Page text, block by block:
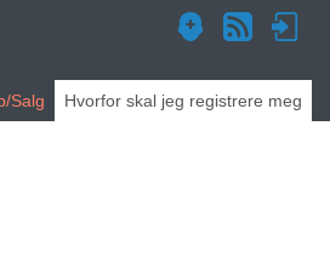
Salg Hvorfor skal jeg registrere meg